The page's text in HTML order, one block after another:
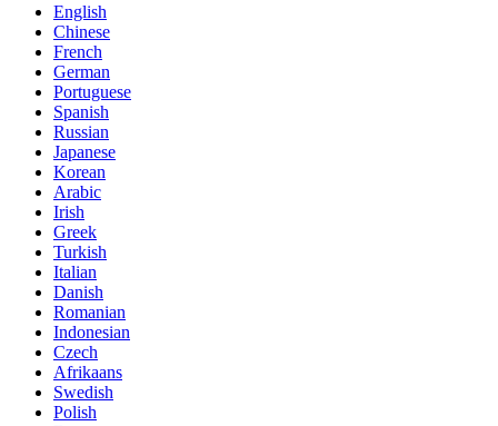
English
Chinese
French
German
Portuguese
Spanish
Russian
Japanese
Korean
Arabic
Irish
Greek
Turkish
Italian
Danish
Romanian
Indonesian
Czech
Afrikaans
Swedish
Polish